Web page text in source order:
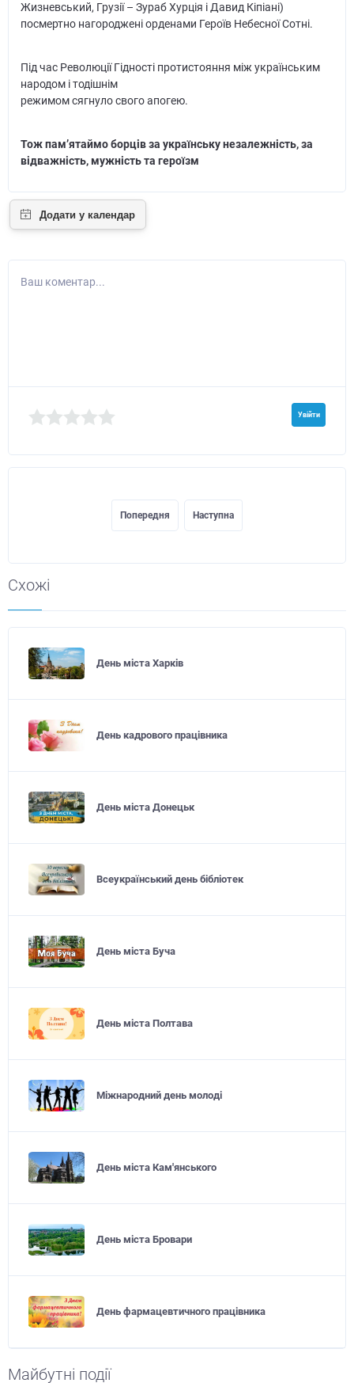
Жизневський, Грузії – Зураб Хурція і Давид Кіпіані)
посмертно нагороджені орденами Героїв Небесної Сотні.
Під час Революції Гідності протистояння між українським
народом і тодішнім
режимом сягнуло свого апогею.
Тож пам’ятаймо борців за українську незалежність, за
відважність, мужність та героїзм
Ваш коментар...
Увійти
Попередня Наступна
Схожі
День міста Харків
День кадрового працівника
День міста Донецьк
Всеукраїнський день бібліотек
День міста Буча
День міста Полтава
Міжнародний день молоді
День міста Кам'янського
День міста Бровари
День фармацевтичного працівника
Майбутні події